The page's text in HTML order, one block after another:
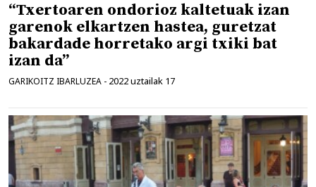
“Txertoaren ondorioz kaltetuak izan
garenok elkartzen hastea, guretzat
bakardade horretako argi txiki bat
izan da”
GARIKOITZ IBARLUZEA - 2022 uztailak 17